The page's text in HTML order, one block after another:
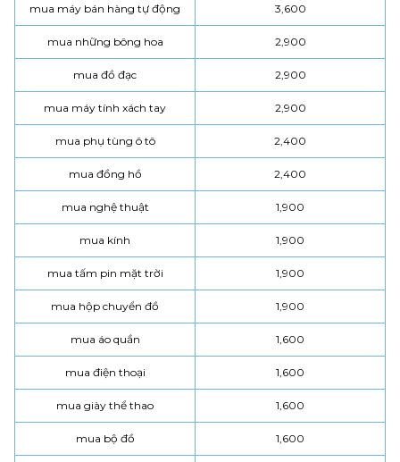
mua máy bán hàng tự động 3,600
mua những bông hoa 2,900
mua đồ đạc 2,900
mua máy tính xách tay 2,900
mua phụ tùng ô tô 2,400
mua đồng hồ 2,400
mua nghệ thuật 1,900
mua kính 1,900
mua tấm pin mặt trời 1,900
mua hộp chuyển đồ 1,900
mua áo quần 1,600
mua điện thoại 1,600
mua giày thể thao 1,600
mua bộ đồ 1,600